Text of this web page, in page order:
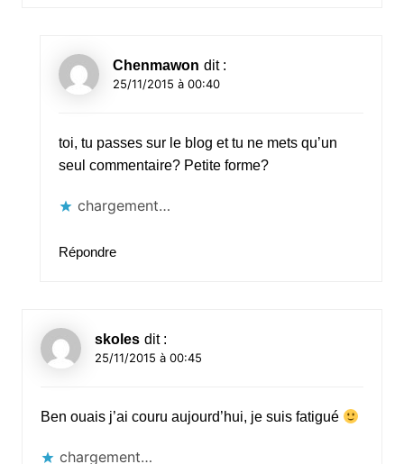
Chenmawon dit :
25/11/2015 à 00:40
toi, tu passes sur le blog et tu ne mets qu’un
seul commentaire? Petite forme?
chargement…
Répondre
skoles dit :
25/11/2015 à 00:45
Ben ouais j’ai couru aujourd’hui, je suis fatigué
chargement…